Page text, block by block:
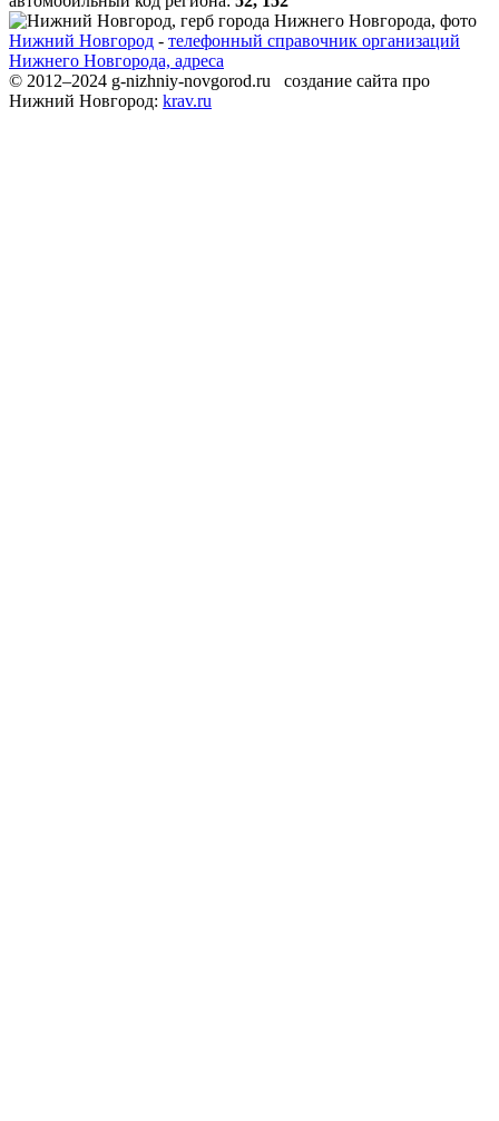
Нижний Новгород - телефонный справочник организаций
Нижнего Новгорода, адреса
© 2012–2024 g-nizhniy-novgorod.ru создание сайта про
Нижний Новгород: krav.ru